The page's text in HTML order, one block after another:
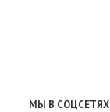
МЫ В СОЦСЕТЯХ